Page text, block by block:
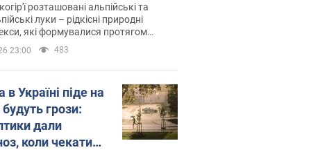
розташовані альпійські та
луки – рідкісні природні
які формувалися протягом
23:00 483
в Україні піде на
грози:
дали
коли чекати